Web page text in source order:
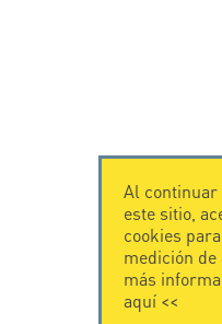
Al continuar
este sitio,
cookies
medición de
más
aquí<<